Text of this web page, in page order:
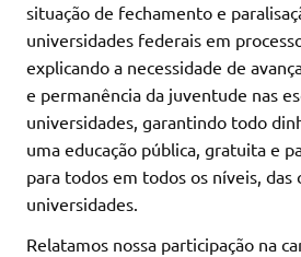
situação de fechamento e
universidades federais em
explicando a necessidade de
e permanência da juventude nas
universidades, garantindo todo
uma educação pública, gratuita e
para todos em todos os níveis, das
universidades.
Relatamos nossa participação na